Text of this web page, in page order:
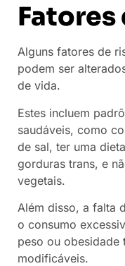
Fatores
Alguns fatores de
podem ser
de vida.
Estes incluem
saudáveis, como
de sal, ter uma
gorduras trans, e
vegetais.
Além disso, a falta
o consumo
peso ou obesidade
modificáveis.